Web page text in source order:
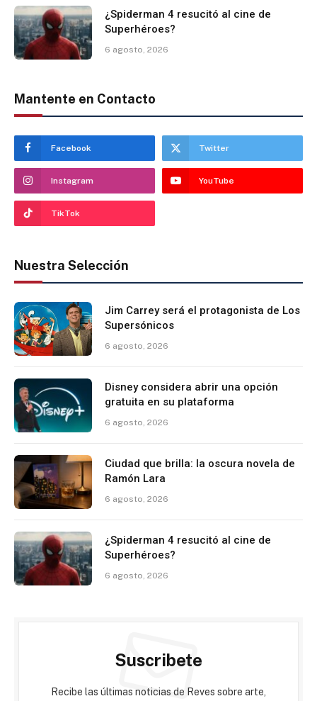
¿Spiderman 4 resucitó al cine de
Superhéroes?
6 agosto, 2026
Mantente en Contacto
Facebook Twitter
Instagram YouTube
TikTok
Nuestra Selección
Jim Carrey será el protagonista de Los
Supersónicos
6 agosto, 2026
Disney considera abrir una opción
gratuita en su plataforma
6 agosto, 2026
Ciudad que brilla: la oscura novela de
Ramón Lara
6 agosto, 2026
¿Spiderman 4 resucitó al cine de
Superhéroes?
6 agosto, 2026
Suscribete
Recibe las últimas noticias de Reves sobre arte,